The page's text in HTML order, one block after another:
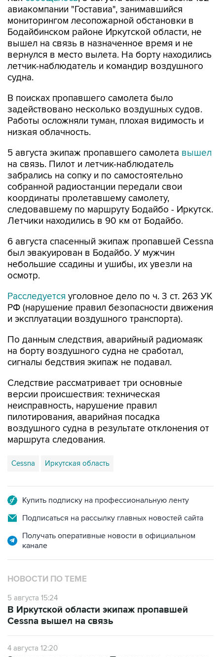
авиакомпании "Гоставиа", занимавшийся
мониторингом лесопожарной обстановки в
Бодайбинском районе Иркутской области, не
вышел на связь в назначенное время и не
вернулся в место вылета. На борту находились
летчик-наблюдатель и командир воздушного
судна.
В поисках пропавшего самолета было
задействовано несколько воздушных судов.
Работы осложняли туман, плохая видимость и
низкая облачность.
5 августа экипаж пропавшего самолета вышел
на связь. Пилот и летчик-наблюдатель
забрались на сопку и по самостоятельно
собранной радиостанции передали свои
координаты пролетавшему самолету,
следовавшему по маршруту Бодайбо - Иркутск.
Летчики находились в 90 км от Бодайбо.
6 августа спасенный экипаж пропавшей Cessna
был эвакуирован в Бодайбо. У мужчин
небольшие ссадины и ушибы, их увезли на
осмотр.
Расследуется уголовное дело по ч. 3 ст. 263 УК
РФ (нарушение правил безопасности движения
и эксплуатации воздушного транспорта).
По данным следствия, аварийный радиомаяк
на борту воздушного судна не сработал,
сигналы бедствия экипаж не подавал.
Следствие рассматривает три основные
версии происшествия: техническая
неисправность, нарушение правил
пилотирования, аварийная посадка
воздушного судна в результате отклонения от
маршрута следования.
Cessna Иркутская область
Купить подписку на профессиональную ленту
Подписаться на рассылку главных новостей сайта
Получать оперативные новости в официальном
канале
НОВОСТИ ПО ТЕМЕ
5 августа 15:24
В Иркутской области экипаж пропавшей
Cessna вышел на связь
4 августа 12:20